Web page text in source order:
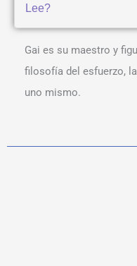
Lee?
Gai es su maestro y
filosofía del esfuerzo,
uno mismo.